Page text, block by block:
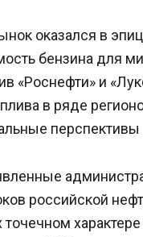
оказался в
бензина для
«Роснефти» и
в ряде
российской
точечном